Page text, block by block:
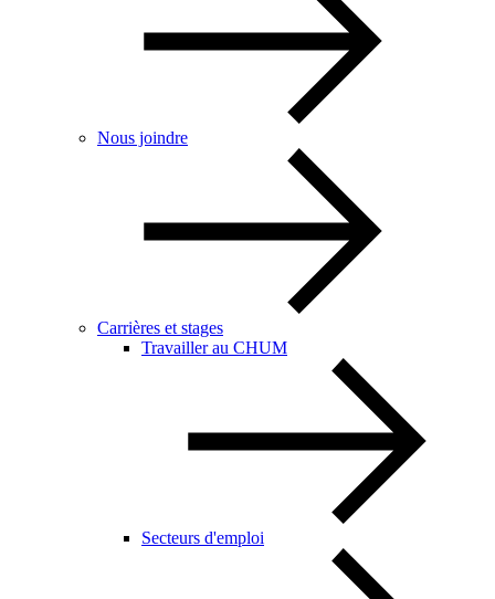
Nous joindre
Carrières et stages
Travailler au CHUM
Secteurs d'emploi